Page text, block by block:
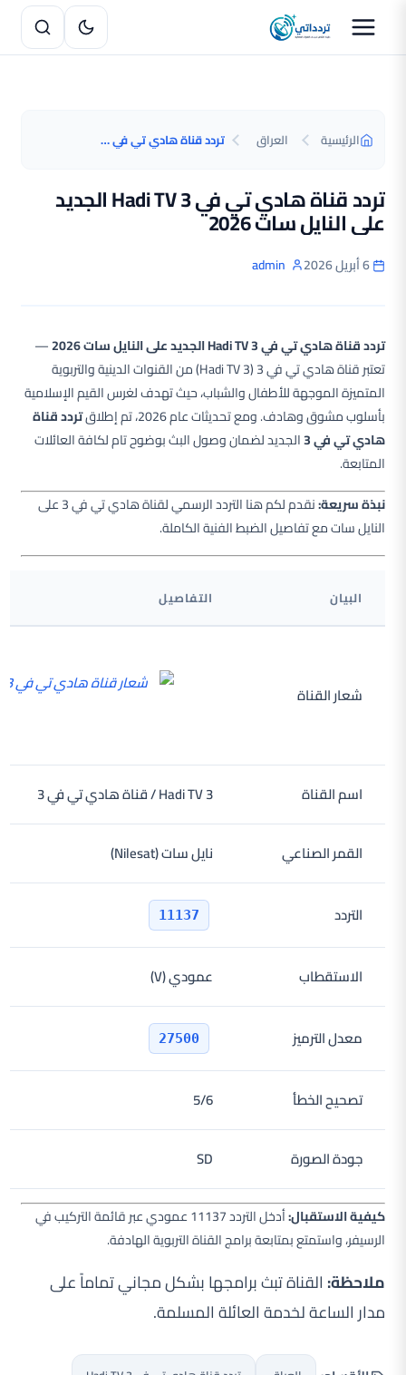
الرئيسية العراق تردد قناة هادي تي في Hadi TV 3 الجديد على النايل سات 2026
تردد قناة هادي تي في Hadi TV 3 الجديد
على النايل سات 2026
6 أبريل 2026 admin
تردد قناة هادي تي في Hadi TV 3 الجديد على النايل سات 2026
—
تعتبر قناة هادي تي في 3 (Hadi TV 3) من القنوات الدينية والتربوية
المتميزة الموجهة للأطفال والشباب، حيث تهدف لغرس القيم الإسلامية
بأسلوب مشوق وهادف. ومع تحديثات عام 2026، تم إطلاق
تردد قناة
هادي تي في 3 الجديد لضمان وصول البث بوضوح تام لكافة العائلات
المتابعة.
نبذة سريعة:
نقدم لكم هنا التردد الرسمي لقناة هادي تي في 3 على
النايل سات مع تفاصيل الضبط الفنية الكاملة.
البيان التفاصيل
شعار القناة
اسم القناة Hadi TV 3 / قناة هادي تي في 3
القمر الصناعي نايل سات (Nilesat)
التردد 11137
الاستقطاب عمودي (V)
معدل الترميز 27500
تصحيح الخطأ 5/6
جودة الصورة SD
كيفية الاستقبال:
أدخل التردد 11137 عمودي عبر قائمة التركيب في
الرسيفر، واستمتع بمتابعة برامج القناة التربوية الهادفة.
ملاحظة: القناة تبث برامجها بشكل مجاني تماماً على
مدار الساعة لخدمة العائلة المسلمة.